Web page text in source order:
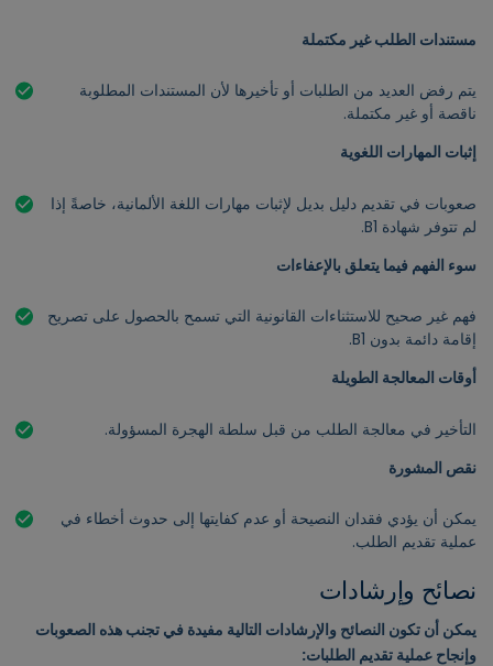
مستندات الطلب غير مكتملة
يتم رفض العديد من الطلبات أو تأخيرها لأن المستندات المطلوبة
ناقصة أو غير مكتملة.
إثبات المهارات اللغوية
صعوبات في تقديم دليل بديل لإثبات مهارات اللغة الألمانية، خاصةً إذا
لم تتوفر شهادة B1.
سوء الفهم فيما يتعلق بالإعفاءات
فهم غير صحيح للاستثناءات القانونية التي تسمح بالحصول على تصريح
إقامة دائمة بدون B1.
أوقات المعالجة الطويلة
التأخير في معالجة الطلب من قبل سلطة الهجرة المسؤولة.
نقص المشورة
يمكن أن يؤدي فقدان النصيحة أو عدم كفايتها إلى حدوث أخطاء في
عملية تقديم الطلب.
نصائح وإرشادات
يمكن أن تكون النصائح والإرشادات التالية مفيدة في تجنب هذه الصعوبات
وإنجاح عملية تقديم الطلبات: